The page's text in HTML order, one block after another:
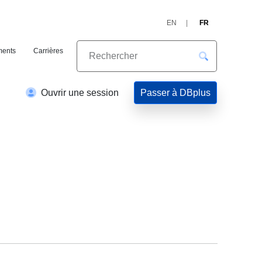
EN FR
Carrières
Ouvrir une session Passer à DBplus